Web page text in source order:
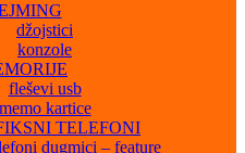
džojstici
konzole
fleševi usb
memo kartice
TELEFONI
dugmici – feature